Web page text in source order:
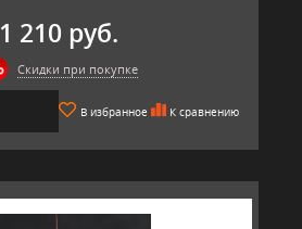
1 210 руб.
Скидки при покупке
В избранное К сравнению